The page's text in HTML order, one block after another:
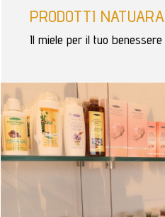
PRODOTTI
Il miele per il tuo benessere